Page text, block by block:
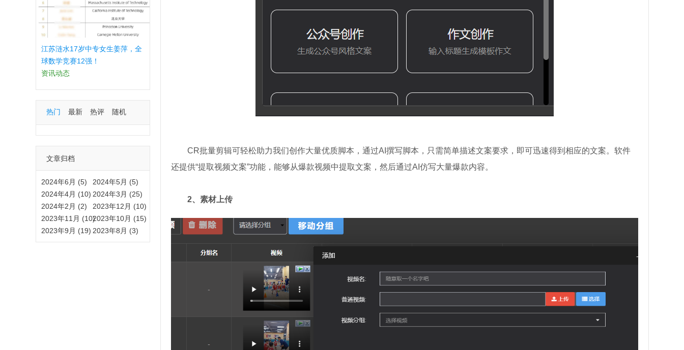
江苏涟水17岁中专女生姜萍，全
球数学竞赛12强！
资讯动态
热门 最新 热评 随机
文章归档
2024年6月 (5)
2024年5月 (5)
2024年4月 (10) 2024年3月 (25)
2024年2月 (2)
2023年12月 (10)
2023年11月 (10)2023年10月 (15)
2023年9月 (19) 2023年8月 (3)
CR批量剪辑可轻松助力我们创作大量优质脚本，通过AI撰写脚本，只需简单描述文案要求，即可迅速得到相应的文案。软件
还提供“提取视频文案”功能，能够从爆款视频中提取文案，然后通过AI仿写大量爆款内容。
2、素材上传